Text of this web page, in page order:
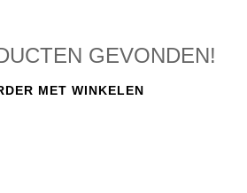
GEVONDEN!
MET WINKELEN